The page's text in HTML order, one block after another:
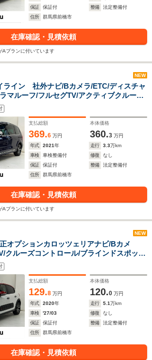
保証
保証付 整備
法定整備付
住所
群馬県前橋市
在庫確認・見積依頼
Aプランに付いています
NEW
イン 社外ナビ/Bカメラ/ETC/ディスチャ
マルーフ/フルセグTV/アクティブクルーズ
ンドスポットモニター/パドルシフト/シー
ッグドア/スマートキー/キーレス
支払総額
369.6 万円
本体価格
360.3 万円
年式
2021年 走行 3.3万km
車検
車検整備付 修復
なし
保証
保証付 整備
法定整備付
住所
群馬県前橋市
在庫確認・見積依頼
Aプランに付いています
NEW
プションカロッツェリアナビ/Bカメ
クルーズコントロール/ブラインドスポット
センサー/純正アルミホイール/スマートキ
支払総額
129.8 万円
本体価格
120.0 万円
年式
2020年 走行 5.1万km
車検
'27/03 修復
なし
保証
保証付 整備
法定整備付
住所
群馬県前橋市
在庫確認・見積依頼